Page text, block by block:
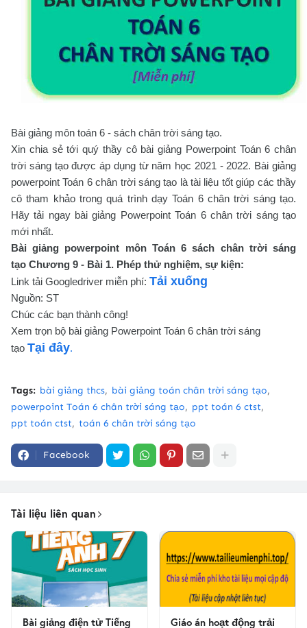
Bài giảng môn toán 6 - sách chân trời sáng tạo.
Xin chia sẻ tới quý thầy cô bài giảng Powerpoint Toán 6 chân
trời sáng tạo được áp dụng từ năm học 2021 - 2022. Bài giảng
powerpoint Toán 6 chân trời sáng tạo là tài liệu tốt giúp các thầy
cô tham khảo trong quá trình dạy Toán 6 chân trời sáng tạo.
Hãy tải ngay bài giảng Powerpoint Toán 6 chân trời sáng tạo
mới nhất.
Bài giảng powerpoint môn Toán 6 sách chân trời sáng
tạo Chương 9 - Bài 1. Phép thử nghiệm, sự kiện:
Link tải Googledriver miễn phí: Tải xuống
Nguồn: ST
Chúc các bạn thành công!
Xem trọn bộ bài giảng Powerpoint Toán 6 chân trời sáng
tạo Tại đây.
Tags: bài giảng thcs
bài giảng toán chân trời sáng tạo
powerpoint Toán 6 chân trời sáng tạo
ppt toán 6 ctst
ppt toán ctst
toán 6 chân trời sáng tạo
Facebook
Tài liệu liên quan
Bài giảng điện tử Tiếng Giáo án hoạt động trải